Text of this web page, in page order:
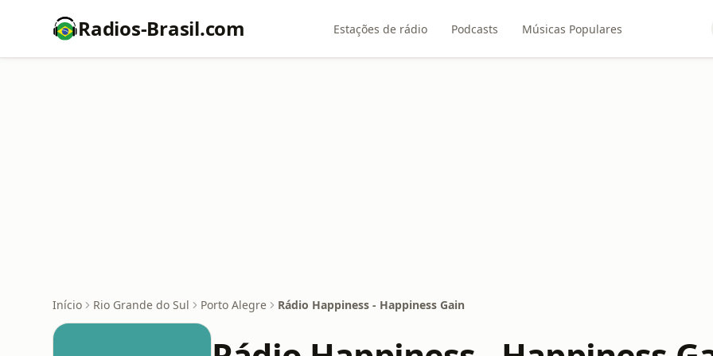
Radios-Brasil.com Estações de rádio Podcasts Músicas Populares
Início Rio Grande do Sul Porto Alegre Rádio Happiness - Happiness Gain